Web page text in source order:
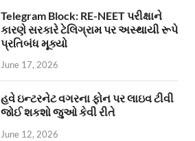
Telegram Block: RE-NEET પરીક્ષાને
કારણે સરકારે ટેલિગ્રામ પર અસ્થાયી રૂપે
પ્રતિબંધ મૂક્યો
June 17, 2026
હવે ઇન્ટરનેટ વગરના ફોન પર લાઇવ ટીવી
જોઈ શકશો જુઓ કેવી રીતે
June 12, 2026